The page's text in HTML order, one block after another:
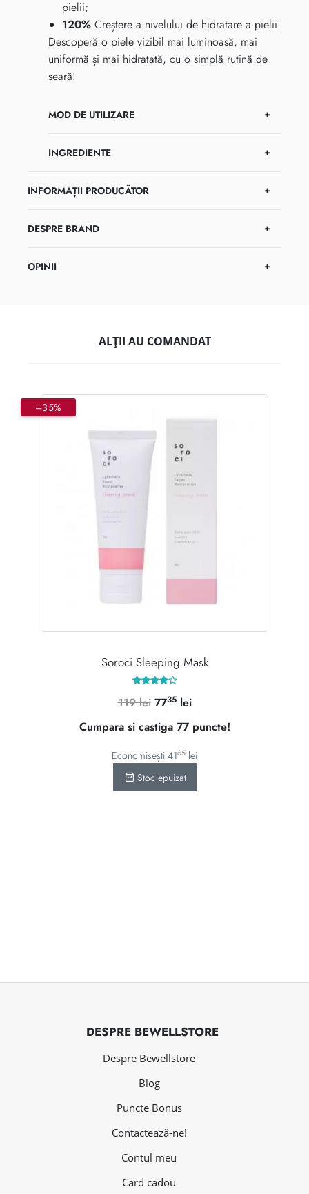
pielii;
120% Creștere a nivelului de hidratare a pielii.
Descoperă o piele vizibil mai luminoasă, mai
uniformă și mai hidratată, cu o simplă rutină de
seară!
MOD DE UTILIZARE
INGREDIENTE
INFORMAȚII PRODUCĂTOR
DESPRE BRAND
OPINII
ALȚII AU COMANDAT
–35%
Soroci Sleeping Mask
la
119lei Prețul
inițial
fost:
119 lei.
7735 leiPrețul
este:
7735 lei.
Cumpara si castiga 77 puncte!
Economisești 4165 lei
Stoc epuizat
DESPRE BEWELLSTORE
Despre Bewellstore
Blog
Puncte Bonus
Contactează-ne!
Contul meu
Card cadou